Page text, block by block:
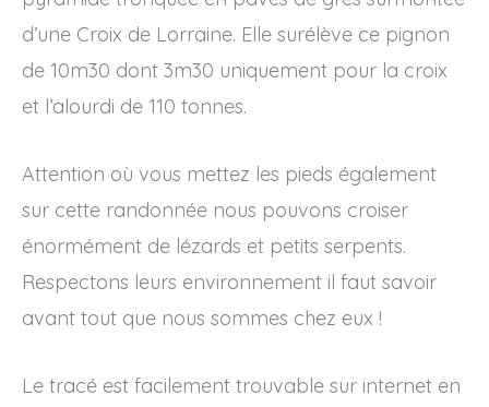
d’une Croix de Lorraine. Elle surélève ce pignon
de 10m30 dont 3m30 uniquement pour la croix
et l’alourdi de 110 tonnes.
Attention où vous mettez les pieds également
sur cette randonnée nous pouvons croiser
énormément de lézards et petits serpents.
Respectons leurs environnement il faut savoir
avant tout que nous sommes chez eux !
Le tracé est facilement trouvable sur internet en